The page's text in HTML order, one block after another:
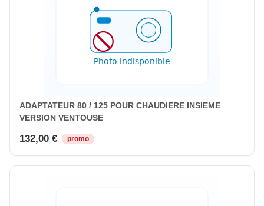
ADAPTATEUR 80 / 125 POUR CHAUDIERE INSIEME
VERSION VENTOUSE
132,00 € promo